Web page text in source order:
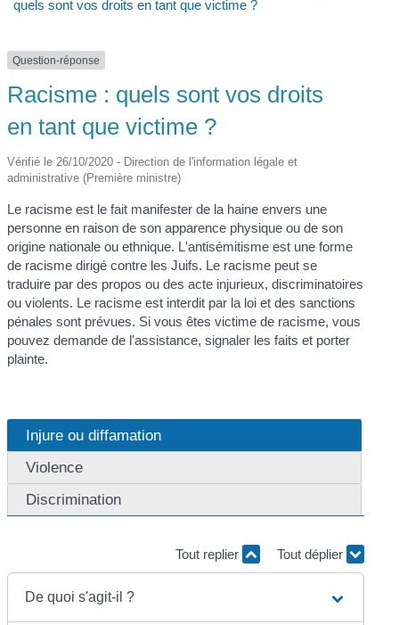
quels sont vos droits en tant que victime ?
Question-réponse
Racisme : quels sont vos droits
en tant que victime ?
Vérifié le 26/10/2020 - Direction de l'information légale et
administrative (Première ministre)
Le racisme est le fait manifester de la haine envers une
personne en raison de son apparence physique ou de son
origine nationale ou ethnique. L'antisémitisme est une forme
de racisme dirigé contre les Juifs. Le racisme peut se
traduire par des propos ou des acte injurieux, discriminatoires
ou violents. Le racisme est interdit par la loi et des sanctions
pénales sont prévues. Si vous êtes victime de racisme, vous
pouvez demande de l'assistance, signaler les faits et porter
plainte.
Injure ou diffamation
Violence
Discrimination
Tout replier Tout déplier
De quoi s'agit-il ?